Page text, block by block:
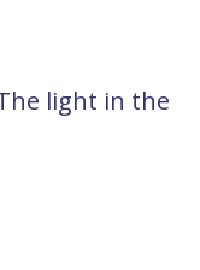
light in the